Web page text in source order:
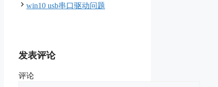
win10 usb串口驱动问题
发表评论
评论